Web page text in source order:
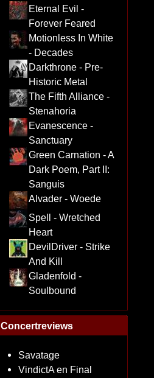
Eternal Evil -
Forever Feared
Motionless In White
- Decades
Darkthrone - Pre-
Historic Metal
The Fifth Alliance -
Stenahoria
Evanescence -
Sanctuary
Green Carnation - A
Dark Poem, Part II:
Sanguis
Alvader - Woede
Spell - Wretched
Heart
DevilDriver - Strike
And Kill
Gladenfold -
Soulbound
Concertreviews
Savatage
VindictA en Final